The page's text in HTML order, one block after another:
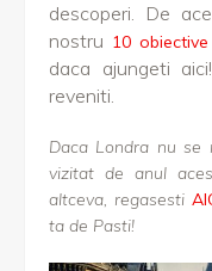
descoperi. De
nostru 10
daca ajungeti
reveniti.
Daca Londra nu se
vizitat de anul
altceva, regasesti
ta de Pasti!